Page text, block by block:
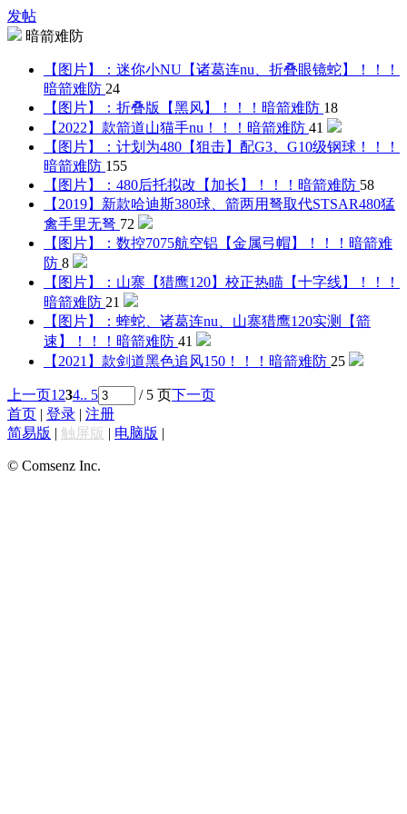
发帖
暗箭难防
【图片】：迷你小NU【诸葛连nu、折叠眼镜蛇】！！！
暗箭难防 24
【图片】：折叠版【黑风】！！！ 暗箭难防 18
【2022】款箭道山猫手nu！！！ 暗箭难防 41
【图片】：计划为480【狙击】配G3、G10级钢球！！！
暗箭难防 155
【图片】：480后托拟改【加长】！！！ 暗箭难防 58
【2019】新款哈迪斯380球、箭两用弩取代STSAR480猛
禽手里无弩 72
【图片】：数控7075航空铝【金属弓帽】！！！ 暗箭难
防 8
【图片】：山寨【猎鹰120】校正热瞄【十字线】！！！
暗箭难防 21
【图片】：蝰蛇、诸葛连nu、山寨猎鹰120实测【箭
速】！！！ 暗箭难防 41
【2021】款剑道黑色追风150！！！ 暗箭难防 25
上一页1 234.. 5 / 5 页下一页
首页 | 登录 | 注册
简易版 | 触屏版 | 电脑版 |
© Comsenz Inc.